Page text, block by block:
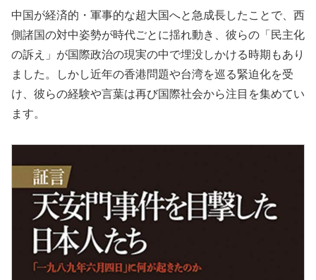
中国が経済的・軍事的な超大国へと急成長したことで、西
側諸国の対中姿勢が時代ごとに揺れ動き、彼らの「民主化
の訴え」が国際政治の現実の中で埋没しかける時期もあり
ました。しかし近年の香港問題や台湾を巡る緊迫化を受
け、彼らの経験や言葉は再び国際社会から注目を集めてい
ます。